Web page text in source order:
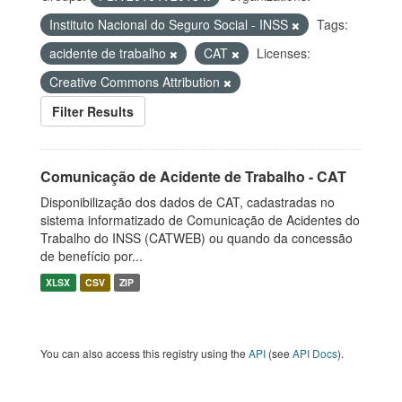
Instituto Nacional do Seguro Social - INSS
Tags:
acidente de trabalho
CAT
Licenses:
Creative Commons Attribution
Filter Results
Comunicação de Acidente de Trabalho - CAT
Disponibilização dos dados de CAT, cadastradas no
sistema informatizado de Comunicação de Acidentes do
Trabalho do INSS (CATWEB) ou quando da concessão
de benefício por...
XLSX CSV ZIP
You can also access this registry using the API (see API Docs).